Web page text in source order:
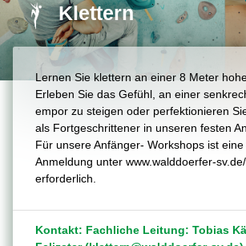
Klettern
Lernen Sie klettern an einer 8 Meter
Erleben Sie das Gefühl, an einer
empor zu steigen oder perfektionieren
als Fortgeschrittener in unseren festen
Für unsere Anfänger- Workshops ist eine
Anmeldung unter www.walddoerfer-
erforderlich.
Kontakt: Fachliche Leitung: Tobias